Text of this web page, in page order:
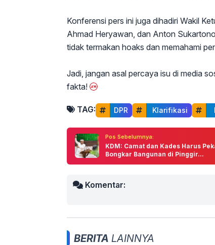
Konferensi pers ini juga dihadiri Wakil
Ahmad Heryawan, dan Anton
tidak termakan hoaks dan memahami
Jadi, jangan asal percaya isu di media
fakta!
TAG: DPR Klarifikasi
Pos Sebelumnya:
KDM: Camat dan Kades Harus
Bongkar Bangunan di Pinggir...
Komentar:
BERITA LAINNYA